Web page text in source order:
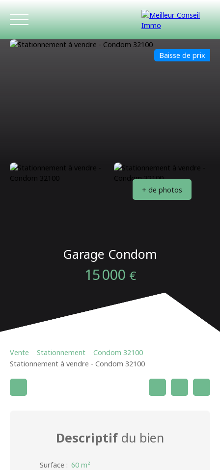
Baisse de prix
+ de photos
Garage Condom
15 000 €
Vente Stationnement
Condom 32100
Stationnement à vendre - Condom 32100
Descriptif du bien
Surface : 60 m²